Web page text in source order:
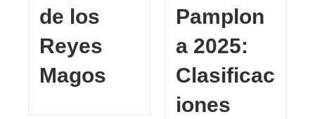
de los
Reyes
Magos
Pamplon
a 2025:
Clasificac
iones